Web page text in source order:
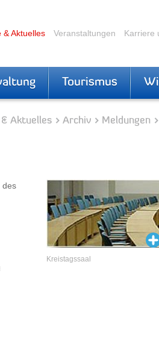
& Aktuelles Veranstaltungen Karriere
Tourismus
Aktuelles Archiv Meldungen
Kreistagssaal
des